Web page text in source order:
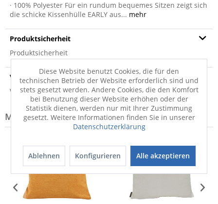
· 100% Polyester Für ein rundum bequemes Sitzen zeigt sich
die schicke Kissenhülle EARLY aus... mehr
Produktsicherheit
Produktsicherheit
Versandinfo
Weitere Informationen zum Versand...
Modell-Familie: ANGEL
Diese Website benutzt Cookies, die für den
technischen Betrieb der Website erforderlich sind und
stets gesetzt werden. Andere Cookies, die den Komfort
bei Benutzung dieser Website erhöhen oder der
Statistik dienen, werden nur mit Ihrer Zustimmung
gesetzt. Weitere Informationen finden Sie in unserer
Datenschutzerklärung
Ablehnen Konfigurieren Alle akzeptieren